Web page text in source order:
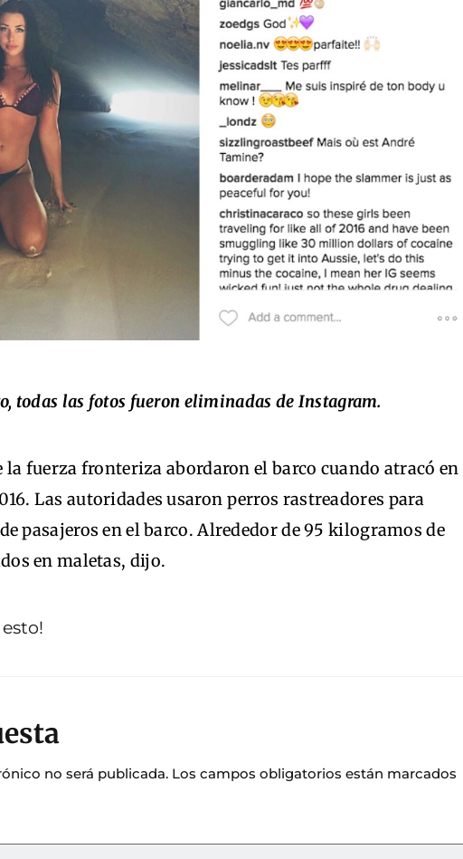
todas las fotos fueron eliminadas de Instagram.
fuerza fronteriza abordaron el barco cuando atracó en
Las autoridades usaron perros rastreadores para
pasajeros en el barco. Alrededor de 95 kilogramos de
en maletas, dijo.
esto!
no será publicada. Los campos obligatorios están marcados